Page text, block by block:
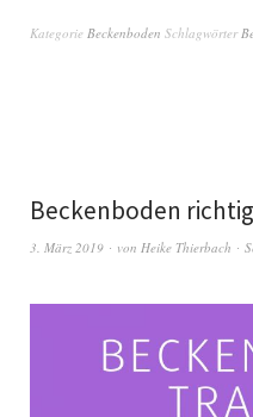
Kategorie Beckenboden Schlagwörter
Beckenboden
3. März 2019 von Heike Thierbach